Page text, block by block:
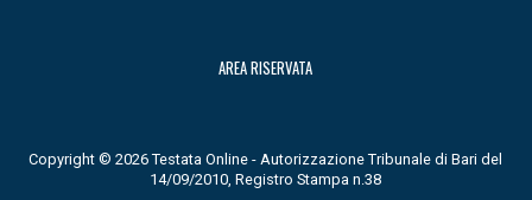
AREA RISERVATA
Copyright © 2026 Testata Online - Autorizzazione Tribunale di Bari del
14/09/2010, Registro Stampa n.38